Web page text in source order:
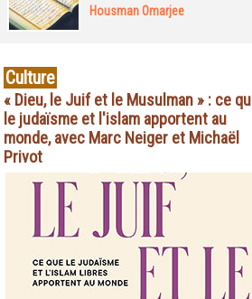
Housman Omarjee
Culture
« Dieu, le Juif et le Musulman » : ce
le judaïsme et l'islam apportent au
monde, avec Marc Neiger et Michaël
Privot